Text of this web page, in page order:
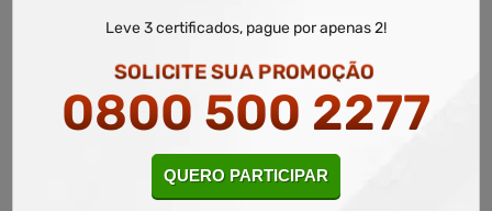
Leve 3 certificados, pague por apenas 2!
SOLICITE SUA PROMOÇÃO
0800 500 2277
QUERO PARTICIPAR